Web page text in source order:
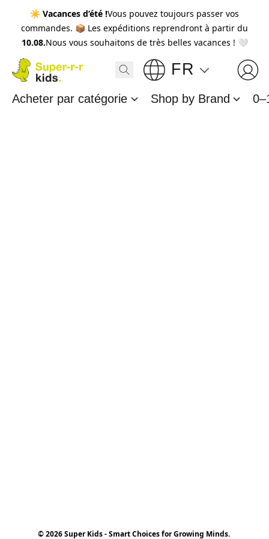
☀️ Vacances d’été !Vous pouvez toujours passer vos
commandes. 📦 Les expéditions reprendront à partir du
10.08.Nous vous souhaitons de très belles vacances ! 🤍
FR
Acheter par catégorie Shop by Brand
© 2026 Super Kids - Smart Choices for Growing Minds.